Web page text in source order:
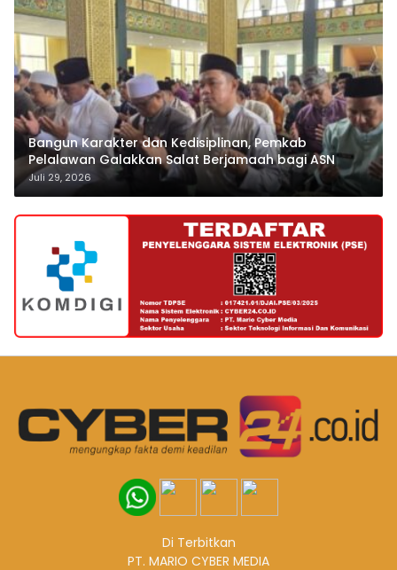
Bangun Karakter dan Kedisiplinan, Pemkab
Pelalawan Galakkan Salat Berjamaah bagi ASN
Juli 29, 2026
Di Terbitkan
PT. MARIO CYBER MEDIA